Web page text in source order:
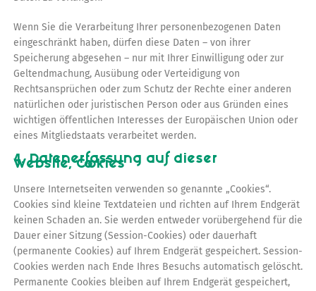
Wenn Sie die Verarbeitung Ihrer personenbezogenen Daten
eingeschränkt haben, dürfen diese Daten – von ihrer
Speicherung abgesehen – nur mit Ihrer Einwilligung oder zur
Geltendmachung, Ausübung oder Verteidigung von
Rechtsansprüchen oder zum Schutz der Rechte einer anderen
natürlichen oder juristischen Person oder aus Gründen eines
wichtigen öffentlichen Interesses der Europäischen Union oder
eines Mitgliedstaats verarbeitet werden.
4. Datenerfassung auf dieser
Website, Cookies
Unsere Internetseiten verwenden so genannte „Cookies“.
Cookies sind kleine Textdateien und richten auf Ihrem Endgerät
keinen Schaden an. Sie werden entweder vorübergehend für die
Dauer einer Sitzung (Session-Cookies) oder dauerhaft
(permanente Cookies) auf Ihrem Endgerät gespeichert. Session-
Cookies werden nach Ende Ihres Besuchs automatisch gelöscht.
Permanente Cookies bleiben auf Ihrem Endgerät gespeichert,